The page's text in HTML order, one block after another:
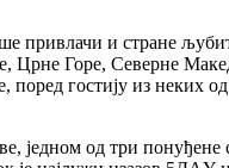
привлачи и стране
Црне Горе, Северне
гостију из неких
једном од три понуђене